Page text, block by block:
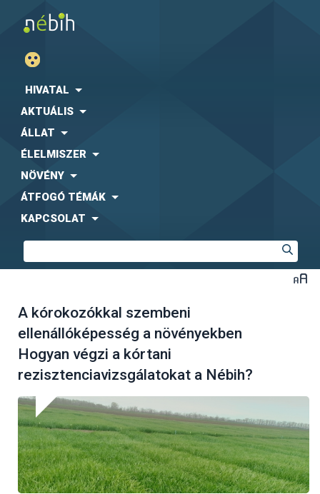
HIVATAL
AKTUÁLIS
ÁLLAT
ÉLELMISZER
NÖVÉNY
ÁTFOGÓ TÉMÁK
KAPCSOLAT
A kórokozókkal szembeni
ellenállóképesség a növényekben
Hogyan végzi a kórtani
rezisztenciavizsgálatokat a Nébih?